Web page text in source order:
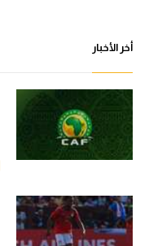
أخر الأخبار